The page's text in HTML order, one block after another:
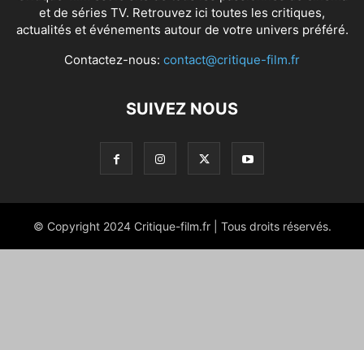
et de séries TV. Retrouvez ici toutes les critiques,
actualités et événements autour de votre univers préféré.
Contactez-nous: contact@critique-film.fr
SUIVEZ NOUS
© Copyright 2024 Critique-film.fr | Tous droits réservés.